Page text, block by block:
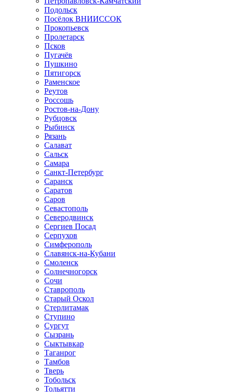
Подольск
Посёлок ВНИИССОК
Прокопьевск
Пролетарск
Псков
Пугачёв
Пушкино
Пятигорск
Раменское
Реутов
Россошь
Ростов-на-Дону
Рубцовск
Рыбинск
Рязань
Салават
Сальск
Самара
Санкт-Петербург
Саранск
Саратов
Саров
Севастополь
Северодвинск
Сергиев Посад
Серпухов
Симферополь
Славянск-на-Кубани
Смоленск
Солнечногорск
Сочи
Ставрополь
Старый Оскол
Стерлитамак
Ступино
Сургут
Сызрань
Сыктывкар
Таганрог
Тамбов
Тверь
Тобольск
Тольятти